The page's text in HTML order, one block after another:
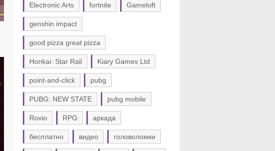
Electronic Arts fortnite Gameloft
genshin impact
good pizza great pizza
Honkai: Star Rail Kiary Games Ltd
point-and-click pubg
PUBG: NEW STATE pubg mobile
Rovio RPG аркада
бесплатно видео головоломки